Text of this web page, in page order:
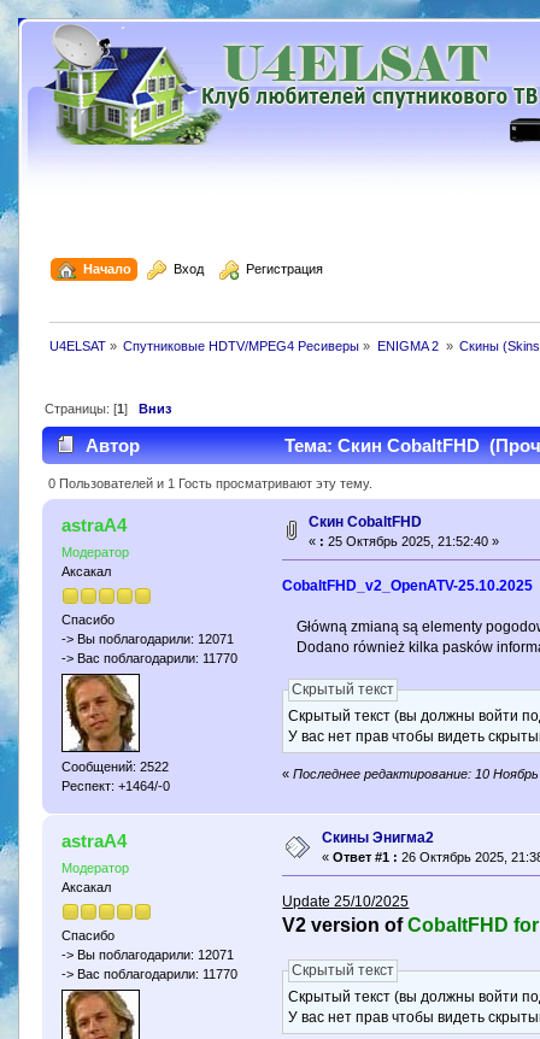
Начало Вход Регистрация
U4ELSAT» Спутниковые HDTV/MPEG4 Ресиверы » ENIGMA 2 » Скины
Страницы: [1] Вниз
Автор Тема: Скин CobaltFHD
0 Пользователей и 1 Гость просматривают эту тему.
astraA4
Модератор
Аксакал
Спасибо
-> Вы поблагодарили: 12071
-> Вас поблагодарили: 11770
Сообщений: 2522
Респект: +1464/-0
Скин CobaltFHD
« : 25 Октябрь 2025, 21:52:40 »
CobaltFHD_v2_OpenATV-25.10.2025
Główną zmianą są elementy
Dodano również kilka pasków
Скрытый текст
Скрытый текст (вы должны войти
У вас нет прав чтобы видеть
«Последнее редактирование: 10
astraA4
Модератор
Аксакал
Спасибо
-> Вы поблагодарили: 12071
-> Вас поблагодарили: 11770
Скины Энигма2
« Ответ #1 : 26 Октябрь 2025,
Update 25/10/2025
V2 version ofCobaltFHD
Скрытый текст
Скрытый текст (вы должны войти
У вас нет прав чтобы видеть